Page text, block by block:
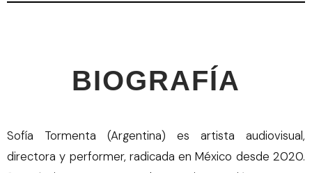
BIOGRAFÍA
Sofía Tormenta (Argentina) es artista audiovisual,
directora y performer, radicada en México desde 2020.